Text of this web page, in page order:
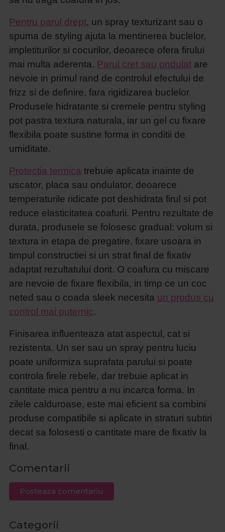
Categorii
Pentru parul drept, un spray texturizant sau o
spuma de styling ajuta la mentinerea buclelor,
impletiturilor si cocurilor, deoarece ofera firului
mai multa aderenta. Parul cret sau ondulat are
nevoie in primul rand de controlul efectului de
frizz si de definire, fara rigidizarea buclelor.
Produsele hidratante si cremele pentru styling
pot pastra textura naturala, iar un gel cu fixare
flexibila poate sustine forma in conditii de
umiditate.
Protectia termica trebuie aplicata inainte de
uscator, placa sau ondulator, deoarece
temperaturile ridicate pot deshidrata firul si pot
reduce elasticitatea coafurii. Pentru rezultate de
durata, produsele se folosesc gradual: volum si
textura in etapa de pregatire, fixare usoara in
timpul constructiei si un strat final de fixativ
adaptat rezultatului dorit. O coafura cu miscare
are nevoie de fixare flexibila, in timp ce un coc
neted sau o coada sleek necesita un produs cu
control mai puternic.
Finisarea influenteaza atat aspectul, cat si
rezistenta. Un ser sau un spray pentru luciu
poate uniformiza suprafata parului si poate
controla firele rebele, dar trebuie aplicat in
cantitate mica pentru a nu incarca forma. In
zilele calduroase, este mai eficient sa combini
produse compatibile si aplicate in straturi subtiri
decat sa folosesti o cantitate mare de fixativ la
final.
Comentarii
Posteaza comentariu